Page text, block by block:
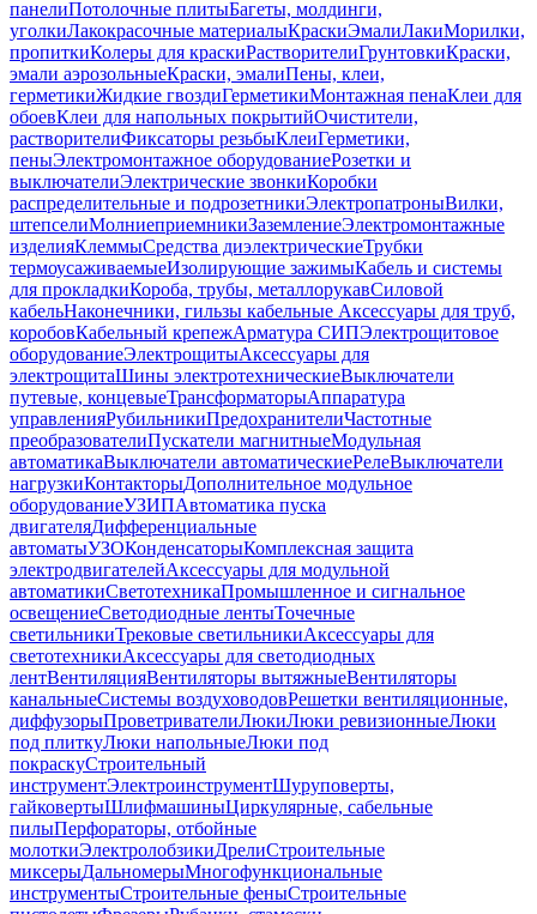
панелиПотолочные плитыБагеты, молдинги,
уголкиЛакокрасочные материалыКраскиЭмалиЛакиМорилки,
пропиткиКолеры для краскиРастворителиГрунтовкиКраски,
эмали аэрозольныеКраски, эмалиПены, клеи,
герметикиЖидкие гвоздиГерметикиМонтажная пенаКлеи для
обоевКлеи для напольных покрытийОчистители,
растворителиФиксаторы резьбыКлеиГерметики,
пеныЭлектромонтажное оборудованиеРозетки и
выключателиЭлектрические звонкиКоробки
распределительные и подрозетникиЭлектропатроныВилки,
штепселиМолниеприемникиЗаземлениеЭлектромонтажные
изделияКлеммыСредства диэлектрическиеТрубки
термоусаживаемыеИзолирующие зажимыКабель и системы
для прокладкиКороба, трубы, металлорукавСиловой
кабельНаконечники, гильзы кабельные Аксессуары для труб,
коробовКабельный крепежАрматура СИПЭлектрощитовое
оборудованиеЭлектрощитыАксессуары для
электрощитаШины электротехническиеВыключатели
путевые, концевыеТрансформаторыАппаратура
управленияРубильникиПредохранителиЧастотные
преобразователиПускатели магнитныеМодульная
автоматикаВыключатели автоматическиеРелеВыключатели
нагрузкиКонтакторыДополнительное модульное
оборудованиеУЗИПАвтоматика пуска
двигателяДифференциальные
автоматыУЗОКонденсаторыКомплексная защита
электродвигателейАксессуары для модульной
автоматикиСветотехникаПромышленное и сигнальное
освещениеСветодиодные лентыТочечные
светильникиТрековые светильникиАксессуары для
светотехникиАксессуары для светодиодных
лентВентиляцияВентиляторы вытяжныеВентиляторы
канальныеСистемы воздуховодовРешетки вентиляционные,
диффузорыПроветривателиЛюкиЛюки ревизионныеЛюки
под плиткуЛюки напольныеЛюки под
покраскуСтроительный
инструментЭлектроинструментШуруповерты,
гайковертыШлифмашиныЦиркулярные, сабельные
пилыПерфораторы, отбойные
молоткиЭлектролобзикиДрелиСтроительные
миксерыДальномерыМногофункциональные
инструментыСтроительные феныСтроительные